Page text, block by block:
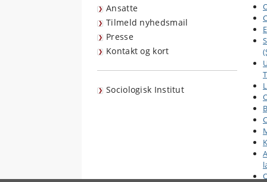
Ansatte
Tilmeld nyhedsmail
Presse
Kontakt og kort
Sociologisk Institut